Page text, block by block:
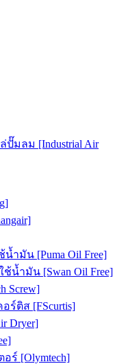
มลม [Industrial Air
ำมัน [Puma Oil Free]
น้ำมัน [Swan Oil Free]
Screw]
ร์ติส [FScurtis]
Dryer]
ร์ [Olymtech]